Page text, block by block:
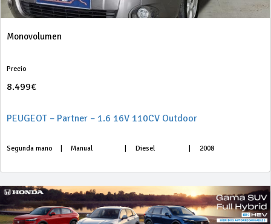
Monovolumen
Precio
8.499€
PEUGEOT – Partner – 1.6 16V 110CV Outdoor
Segunda mano Manual Diesel 2008